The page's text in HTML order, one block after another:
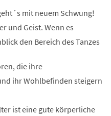
mit neuem Schwung!
und Geist. Wenn es
den Bereich des Tanzes
die ihre
ihr Wohlbefinden steigern
ist eine gute körperliche